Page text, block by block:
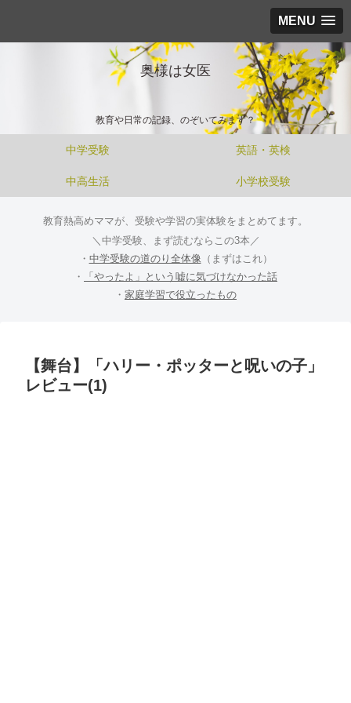
MENU
奥様は女医
教育や日常の記録、のぞいてみます？
中学受験 英語・英検
中高生活 小学校受験
教育熱高めママが、受験や学習の実体験をまとめてます。
＼中学受験、まず読むならこの3本／
・ 中学受験の道のり全体像 （まずはこれ）
・
「やったよ」という嘘に気づけなかった話
・ 家庭学習で役立ったもの
【舞台】「ハリー・ポッターと呪いの子」
レビュー(1)